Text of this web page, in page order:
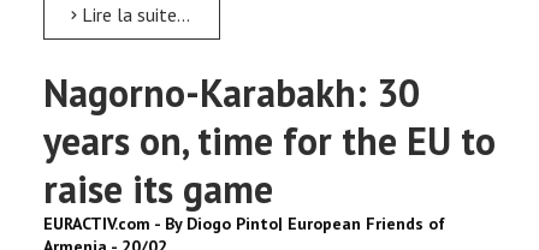
Lire la suite...
Nagorno-Karabakh: 30
years on, time for the EU to
raise its game
EURACTIV.com - By Diogo Pinto| European Friends of